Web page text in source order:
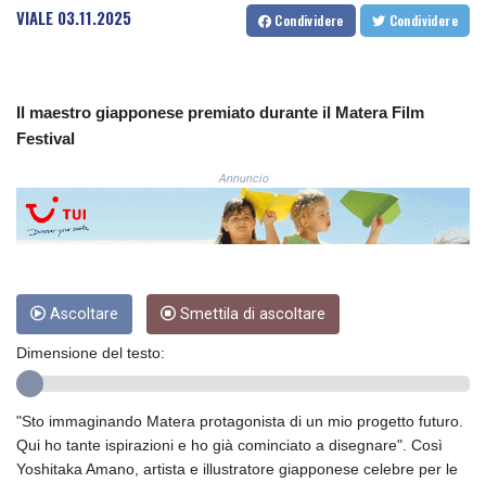
COP 3633.55485
CVE 110.26363
DKK 7.477932
DOP 67.289164
DZD 152.967099
ETB 186.049588
GBP 0.858527
GGP 0.8566
GHS 13.526832
GIP 0.8566
VIALE 03.11.2025 Condividere Condividere
Il maestro giapponese premiato durante il Matera Film
Festival
Annuncio
Ascoltare Smettila di ascoltare
Dimensione del testo:
"Sto immaginando Matera protagonista di un mio progetto futuro.
Qui ho tante ispirazioni e ho già cominciato a disegnare". Così
Yoshitaka Amano, artista e illustratore giapponese celebre per le